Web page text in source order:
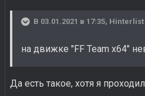
В 03.01.2021 в 17:35, Hinterlist
на движке "FF Team х64"
Да есть такое, хотя я